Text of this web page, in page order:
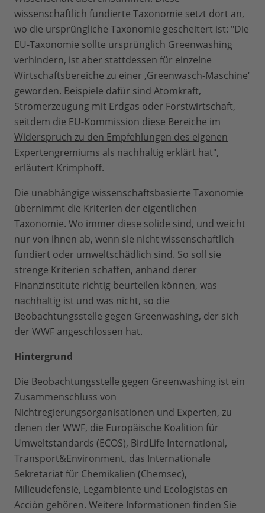
wissenschaftlich fundierte Taxonomie setzt dort an,
wo die ursprüngliche Taxonomie gescheitert ist: "Die
EU-Taxonomie sollte ursprünglich Greenwashing
verhindern, ist aber stattdessen für einzelne
Wirtschaftsbereiche zu einer ‚Greenwasch-Maschine‘
geworden. Beispiele dafür sind Atomkraft,
Stromerzeugung mit Erdgas oder Forstwirtschaft,
seitdem die EU-Kommission diese Bereiche im
Widerspruch zu den Empfehlungen des eigenen
Expertengremiums als nachhaltig erklärt hat",
erläutert Krimphoff.
Die unabhängige wissenschaftsbasierte Taxonomie
übernimmt die Kriterien der eigentlichen
Taxonomie. Wo immer diese solide sind, und weicht
nur von ihnen ab, wenn sie nicht wissenschaftlich
fundiert oder umweltschädlich sind. So soll sie
strenge Kriterien schaffen, anhand derer
Finanzinstitute richtig beurteilen können, was
nachhaltig ist und was nicht, so die
Beobachtungsstelle gegen Greenwashing, der sich
der WWF angeschlossen hat.
Hintergrund
Die Beobachtungsstelle gegen Greenwashing ist ein
Zusammenschluss von
Nichtregierungsorganisationen und Experten, zu
denen der WWF, die Europäische Koalition für
Umweltstandards (ECOS), BirdLife International,
Transport&Environment, das Internationale
Sekretariat für Chemikalien (Chemsec),
Milieudefensie, Legambiente und Ecologistas en
Acción gehören. Weitere Informationen finden Sie